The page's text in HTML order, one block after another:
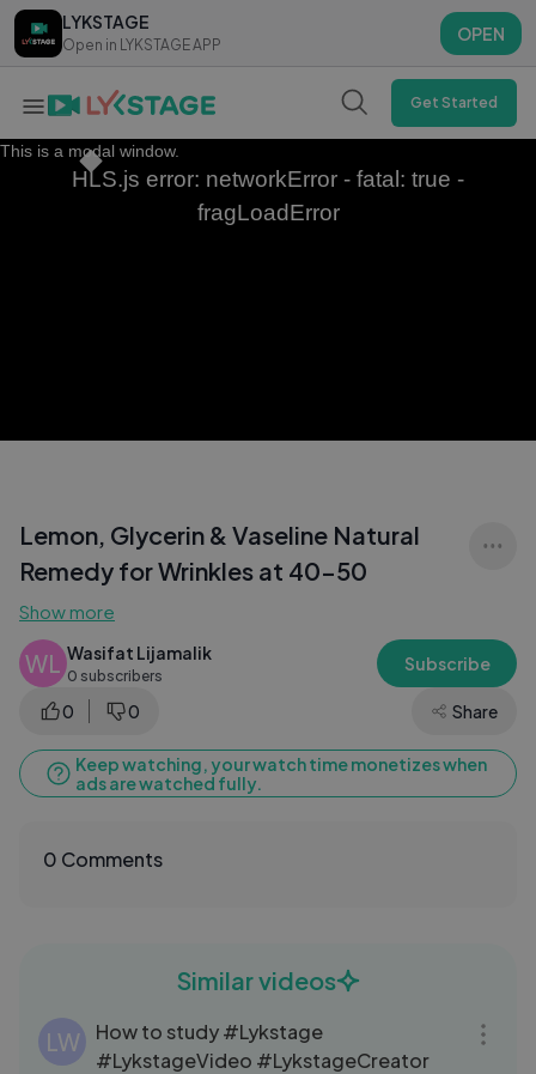
LYKSTAGE
Open in LYKSTAGE APP
OPEN
LYKSTAGE
Open in LYKSTAGE APP
OPEN
Get Started
This is a modal window.
HLS.js error: networkError - fatal: true -
fragLoadError
Lemon, Glycerin & Vaseline Natural
Remedy for Wrinkles at 40–50
Show more
WL Wasifat Lijamalik
0 subscribers
Subscribe
0 0 Share
Keep watching, your watch time monetizes when
ads are watched fully.
0 Comments
Similar videos
LW
How to study #Lykstage
#LykstageVideo #LykstageCreator